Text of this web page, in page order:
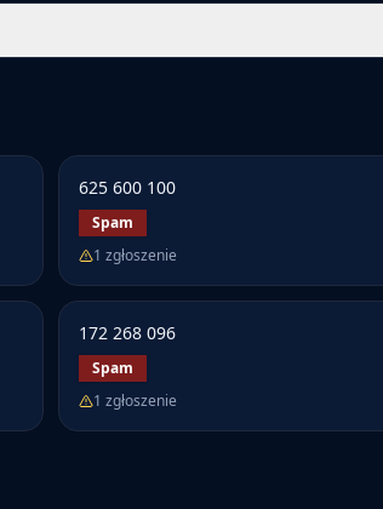
625 600 100
Spam
1 zgłoszenie
172 268 096
Spam
1 zgłoszenie